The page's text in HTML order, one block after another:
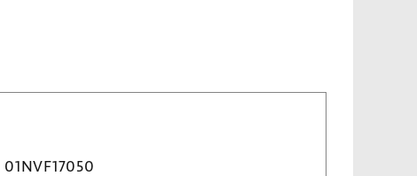
01NVF17050